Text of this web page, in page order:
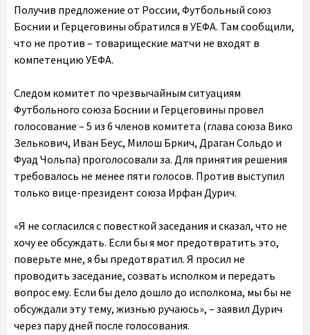
Получив предложение от России, Футбольный союз
Боснии и Герцеговины обратился в УЕФА. Там сообщили,
что не против – товарищеские матчи не входят в
компетенцию УЕФА.
Следом комитет по чрезвычайным ситуациям
Футбольного союза Боснии и Герцеговины провел
голосование – 5 из 6 членов комитета (глава союза Вико
Зелькович, Иван Беус, Милош Бркич, Драган Сольдо и
Фуад Чольпа) проголосовали за. Для принятия решения
требовалось не менее пяти голосов. Против выступил
только вице-президент союза Ирфан Дурич.
«Я не согласился с повесткой заседания и сказал, что не
хочу ее обсуждать. Если бы я мог предотвратить это,
поверьте мне, я бы предотвратил. Я просил не
проводить заседание, созвать исполком и передать
вопрос ему. Если бы дело дошло до исполкома, мы бы не
обсуждали эту тему, жизнью ручаюсь», – заявил Дурич
через пару дней после голосования.